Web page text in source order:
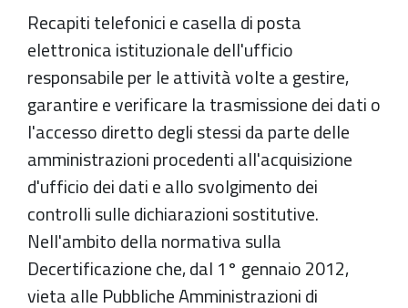
Recapiti telefonici e casella di posta
elettronica istituzionale dell'ufficio
responsabile per le attività volte a gestire,
garantire e verificare la trasmissione dei dati o
l'accesso diretto degli stessi da parte delle
amministrazioni procedenti all'acquisizione
d'ufficio dei dati e allo svolgimento dei
controlli sulle dichiarazioni sostitutive.
Nell'ambito della normativa sulla
Decertificazione che, dal 1° gennaio 2012,
vieta alle Pubbliche Amministrazioni di